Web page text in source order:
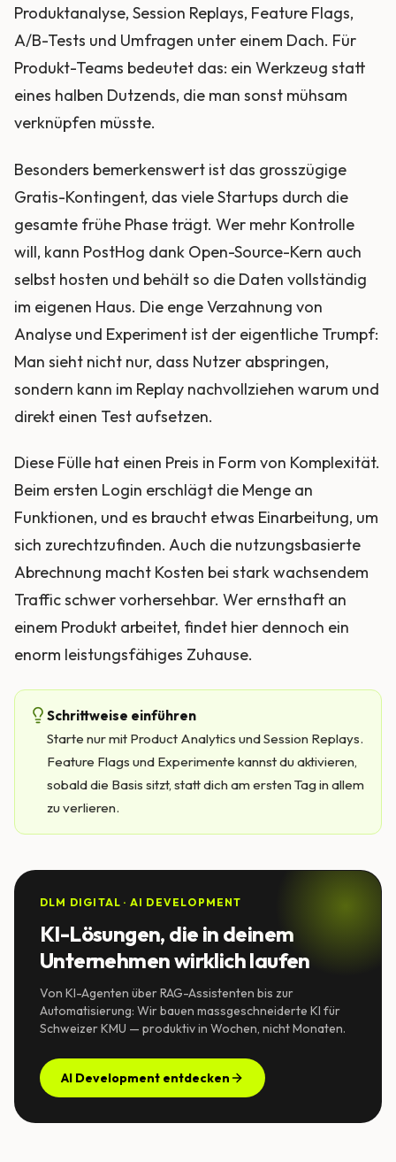
Produktanalyse, Session Replays, Feature Flags,
A/B-Tests und Umfragen unter einem Dach. Für
Produkt-Teams bedeutet das: ein Werkzeug statt
eines halben Dutzends, die man sonst mühsam
verknüpfen müsste.
Besonders bemerkenswert ist das grosszügige
Gratis-Kontingent, das viele Startups durch die
gesamte frühe Phase trägt. Wer mehr Kontrolle
will, kann PostHog dank Open-Source-Kern auch
selbst hosten und behält so die Daten vollständig
im eigenen Haus. Die enge Verzahnung von
Analyse und Experiment ist der eigentliche Trumpf:
Man sieht nicht nur, dass Nutzer abspringen,
sondern kann im Replay nachvollziehen warum und
direkt einen Test aufsetzen.
Diese Fülle hat einen Preis in Form von Komplexität.
Beim ersten Login erschlägt die Menge an
Funktionen, und es braucht etwas Einarbeitung, um
sich zurechtzufinden. Auch die nutzungsbasierte
Abrechnung macht Kosten bei stark wachsendem
Traffic schwer vorhersehbar. Wer ernsthaft an
einem Produkt arbeitet, findet hier dennoch ein
enorm leistungsfähiges Zuhause.
Schrittweise einführen
Starte nur mit Product Analytics und Session Replays.
Feature Flags und Experimente kannst du aktivieren,
sobald die Basis sitzt, statt dich am ersten Tag in allem
zu verlieren.
DLM DIGITAL · AI DEVELOPMENT
KI-Lösungen, die in deinem
Unternehmen wirklich laufen
Von KI-Agenten über RAG-Assistenten bis zur
Automatisierung: Wir bauen massgeschneiderte KI für
Schweizer KMU — produktiv in Wochen, nicht Monaten.
AI Development entdecken